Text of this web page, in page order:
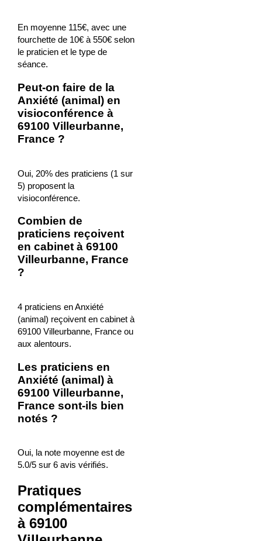
En moyenne 115€, avec une
fourchette de 10€ à 550€ selon
le praticien et le type de
séance.
Peut-on faire de la
Anxiété (animal) en
visioconférence à
69100 Villeurbanne,
France ?
Oui, 20% des praticiens (1 sur
5) proposent la
visioconférence.
Combien de
praticiens reçoivent
en cabinet à 69100
Villeurbanne, France
?
4 praticiens en Anxiété
(animal) reçoivent en cabinet à
69100 Villeurbanne, France ou
aux alentours.
Les praticiens en
Anxiété (animal) à
69100 Villeurbanne,
France sont-ils bien
notés ?
Oui, la note moyenne est de
5.0/5 sur 6 avis vérifiés.
Pratiques
complémentaires
à 69100